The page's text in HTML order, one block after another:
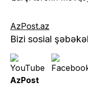
AzPost.az
Bizi sosial
AzPost